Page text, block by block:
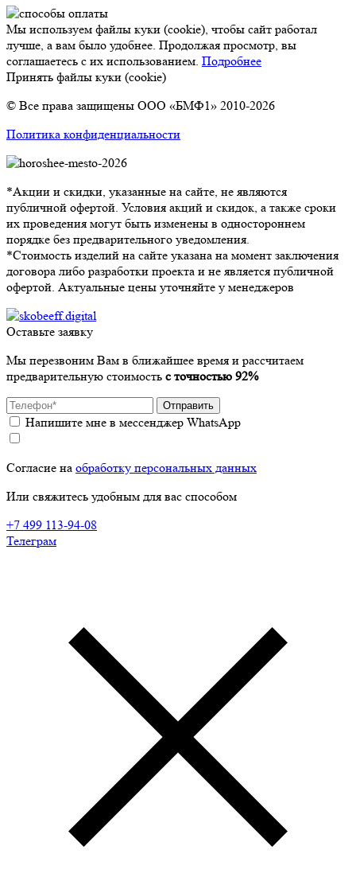
Мы используем файлы куки (cookie), чтобы сайт работал
лучше, а вам было удобнее. Продолжая просмотр, вы
соглашаетесь с их использованием. Подробнее
Принять файлы куки (cookie)
© Все права защищены ООО «БМФ1» 2010-2026
Политика конфиденциальности
*Акции и скидки, указанные на сайте, не являются
публичной офертой. Условия акций и скидок, а также сроки
их проведения могут быть изменены в одностороннем
порядке без предварительного уведомления.
*Стоимость изделий на сайте указана на момент заключения
договора либо разработки проекта и не является публичной
офертой. Актуальные цены уточняйте у менеджеров
Оставьте заявку
Мы перезвоним Вам в ближайшее время и рассчитаем
предварительную стоимость с точностью 92%
Отправить
Напишите мне в мессенджер WhatsApp
Согласие на обработку персональных данных
Или свяжитесь удобным для вас способом
+7 499 113-94-08
Телеграм